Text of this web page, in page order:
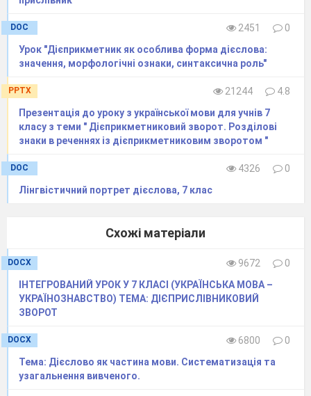
Писав, читати, ходитиму;
Принесли, творили, працювати.
Інфінітив є в реченні (0,5 б)
Дивлюсь я на небо та й думку гадаю.
На сонці ясени горять, спадають ягоди з
шовковиць.
Небо червоніло й жовтіло, ніби облите
Літеруе(є)треба писати в обох дієсловах
дійсного способу в рядку (0,5 б)
Кле..мо, існу..мо
Купу..мо, крут..мо
Установіть відповідність між формами
дієслова й наведеними прикладами (1 б)
Особова форма
Безособова форма
DOC 2451
0
Урок "Дієприкметник як особлива форма дієслова:
значення, морфологічні ознаки, синтаксична роль"
PPTX 21244
4.8
Презентація до уроку з української мови для учнів 7
класу з теми " Дієприкметниковий зворот. Розділові
знаки в реченнях із дієприкметниковим зворотом "
DOC 4326
0
Лінгвістичний портрет дієслова, 7 клас
Схожі матеріали
DOCX 9672
0
ІНТЕГРОВАНИЙ УРОК У 7 КЛАСІ (УКРАЇНСЬКА МОВА –
УКРАЇНОЗНАВСТВО) ТЕМА: ДІЄПРИСЛІВНИКОВИЙ
ЗВОРОТ
DOCX 6800
0
Тема: Дієслово як частина мови. Систематизація та
узагальнення вивченого.